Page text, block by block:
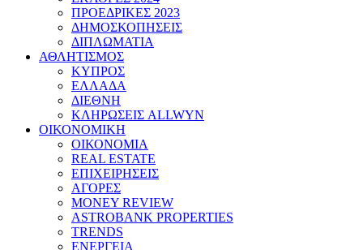
ΠΡΟΕΔΡΙΚΕΣ 2023
ΔΗΜΟΣΚΟΠΗΣΕΙΣ
ΔΙΠΛΩΜΑΤΙΑ
ΑΘΛΗΤΙΣΜΟΣ
ΚΥΠΡΟΣ
ΕΛΛΑΔΑ
ΔΙΕΘΝΗ
ΚΛΗΡΩΣΕΙΣ ALLWYN
ΟΙΚΟΝΟΜΙΚΗ
ΟΙΚΟΝΟΜΙΑ
REAL ESTATE
ΕΠΙΧΕΙΡΗΣΕΙΣ
ΑΓΟΡΕΣ
MONEY REVIEW
ASTROBANK PROPERTIES
TRENDS
ΕΝΕΡΓΕΙΑ